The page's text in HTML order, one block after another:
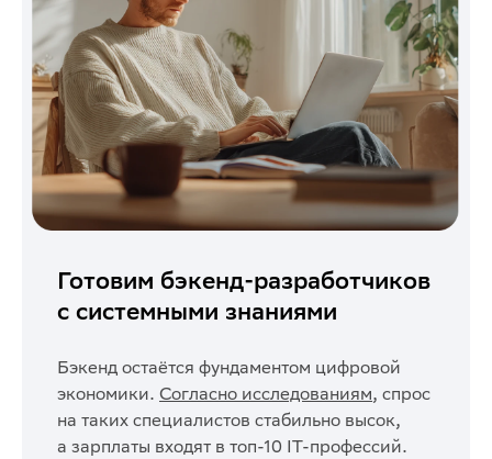
Готовим бэкенд-разработчиков
с системными знаниями
Бэкенд остаётся фундаментом цифровой
экономики. Согласно исследованиям, спрос
на таких специалистов стабильно высок,
а зарплаты входят в топ-10 IT-профессий.